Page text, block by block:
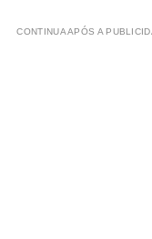
CONTINUA APÓS A